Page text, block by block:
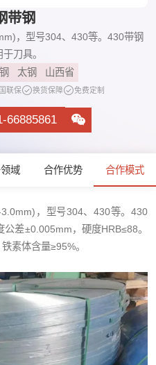
带钢
，型号304、430等。430带钢
刀具。
太钢 山西省
联保 换货保障 免费定制
66885861
域 合作优势 合作模式
，型号304、430等。430
差±0.005mm，硬度HRB≤88。
素体含量≥95%。